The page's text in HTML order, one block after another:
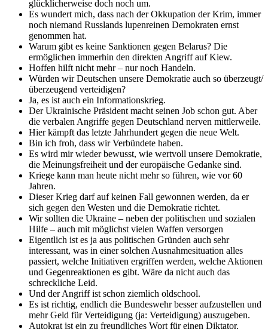
glücklicherweise doch noch um.
Es wundert mich, dass nach der Okkupation der Krim, immer
noch niemand Russlands lupenreinen Demokraten ernst
genommen hat.
Warum gibt es keine Sanktionen gegen Belarus? Die
ermöglichen immerhin den direkten Angriff auf Kiew.
Hoffen hilft nicht mehr – nur noch Handeln.
Würden wir Deutschen unsere Demokratie auch so überzeugt/
überzeugend verteidigen?
Ja, es ist auch ein Informationskrieg.
Der Ukrainische Präsident macht seinen Job schon gut. Aber
die verbalen Angriffe gegen Deutschland nerven mittlerweile.
Hier kämpft das letzte Jahrhundert gegen die neue Welt.
Bin ich froh, dass wir Verbündete haben.
Es wird mir wieder bewusst, wie wertvoll unsere Demokratie,
die Meinungsfreiheit und der europäische Gedanke sind.
Kriege kann man heute nicht mehr so führen, wie vor 60
Jahren.
Dieser Krieg darf auf keinen Fall gewonnen werden, da er
sich gegen den Westen und die Demokratie richtet.
Wir sollten die Ukraine – neben der politischen und sozialen
Hilfe – auch mit möglichst vielen Waffen versorgen
Eigentlich ist es ja aus politischen Gründen auch sehr
interessant, was in einer solchen Ausnahmesituation alles
passiert, welche Initiativen ergriffen werden, welche Aktionen
und Gegenreaktionen es gibt. Wäre da nicht auch das
schreckliche Leid.
Und der Angriff ist schon ziemlich oldschool.
Es ist richtig, endlich die Bundeswehr besser aufzustellen und
mehr Geld für Verteidigung (ja: Verteidigung) auszugeben.
Autokrat ist ein zu freundliches Wort für einen Diktator.